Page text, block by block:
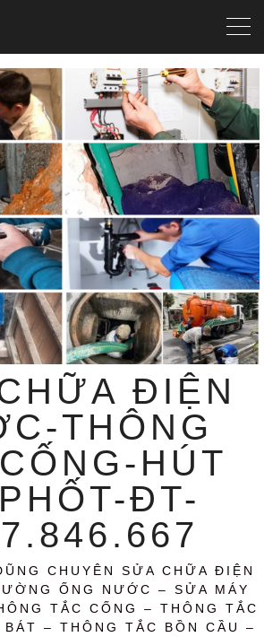
ĐIỆN
THÔNG
HÚT
ĐT-
CHUYÊN SỬA CHỮA ĐIỆN
ỐNG NƯỚC – SỬA MÁY
TẮC CỐNG – THÔNG TẮC
BÁT – THÔNG TẮC BỒN CẦU –